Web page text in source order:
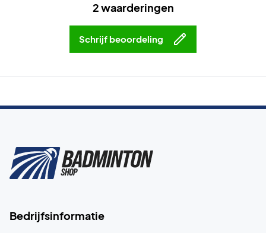
2 waarderingen
Schrijf beoordeling
Bedrijfsinformatie